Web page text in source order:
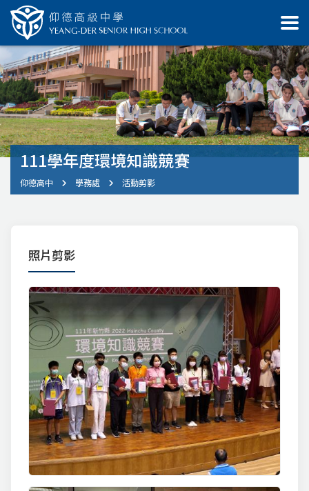
111學年度環境知識競賽
仰德高中 學務處 活動剪影
照片剪影